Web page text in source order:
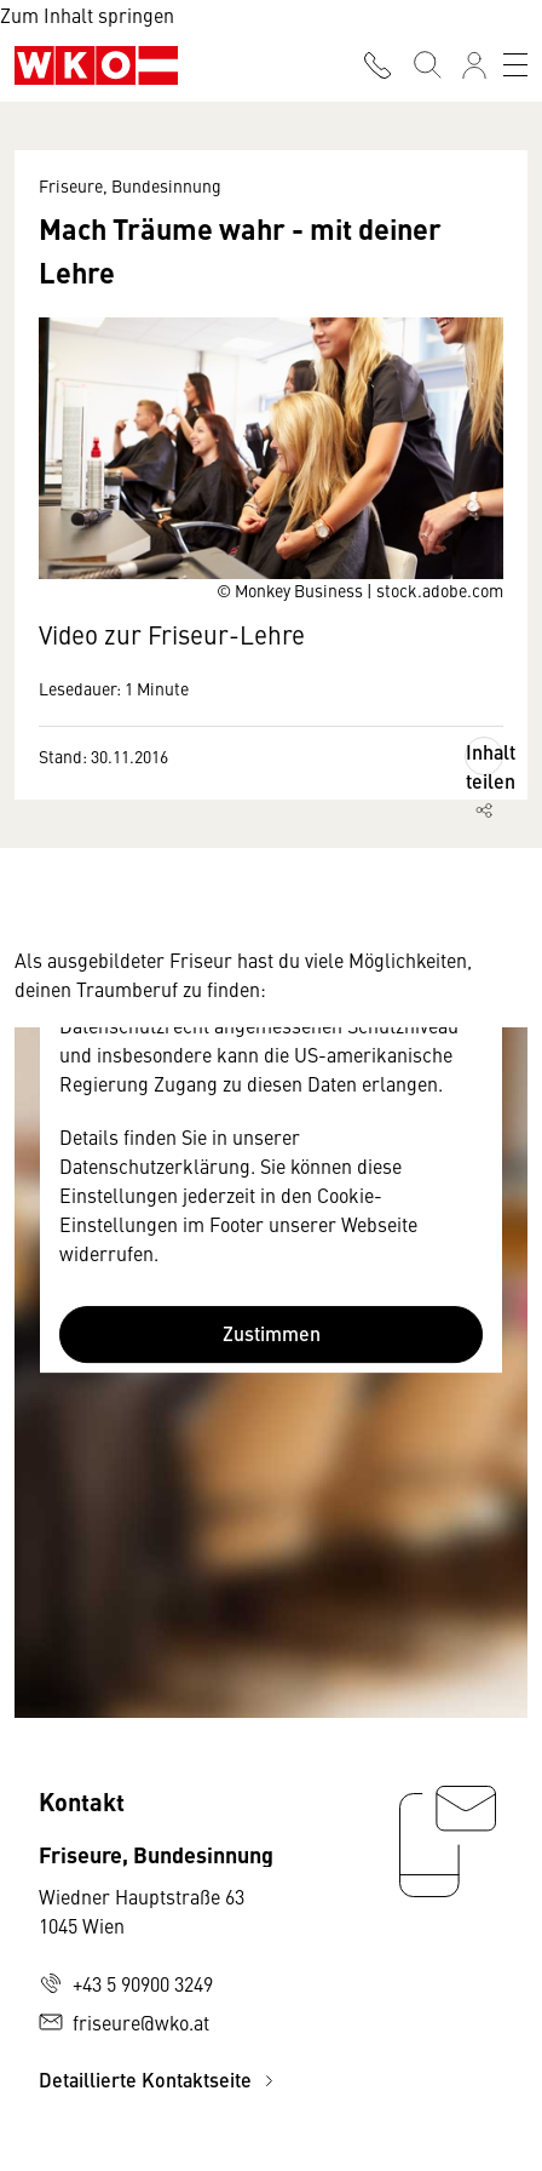
Zum Inhalt springen
© Monkey Business | stock.adobe.com
Friseure, Bundesinnung
Mach Träume wahr - mit deiner
Lehre
Video zur Friseur-Lehre
Lesedauer: 1 Minute
Stand: 30.11.2016
Inhalt
teilen
Als ausgebildeter Friseur hast du viele Möglichkeiten,
deinen Traumberuf zu finden:
Wir benötigen Ihre Zustimmung
amerikanischen Anbietern austauscht.
Diese Daten unterliegen keinem dem EU-
Datenschutzrecht angemessenen Schutzniveau
und insbesondere kann die US-amerikanische
Regierung Zugang zu diesen Daten erlangen.
Details finden Sie in unserer
Datenschutzerklärung. Sie können diese
Einstellungen jederzeit in den Cookie-
Einstellungen im Footer unserer Webseite
widerrufen.
Zustimmen
Kontakt
Friseure, Bundesinnung
Wiedner Hauptstraße 63
1045 Wien
+43 5 90900 3249
friseure@wko.at
Detaillierte Kontaktseite